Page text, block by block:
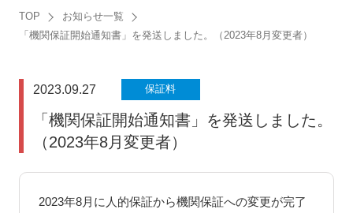
TOP
お知らせ一覧
「機関保証開始通知書」を発送しました。（2023年8月変更者）
2023.09.27 保証料
「機関保証開始通知書」を発送しました。
（2023年8月変更者）
2023年8月に人的保証から機関保証への変更が完了